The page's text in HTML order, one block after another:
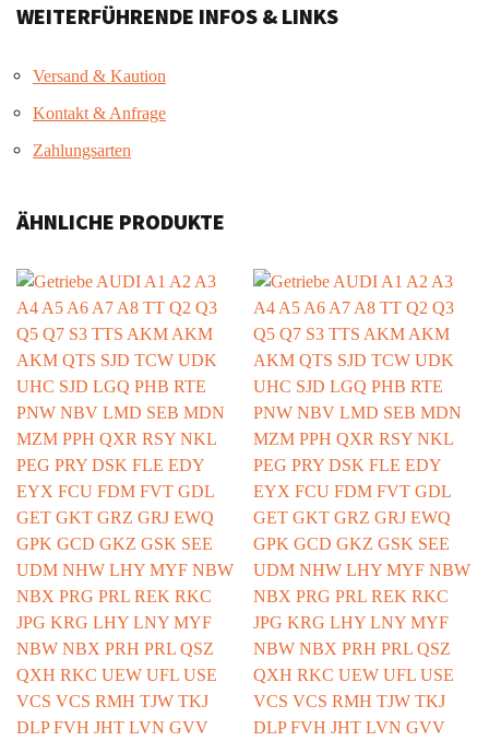
WEITERFÜHRENDE INFOS & LINKS
Versand & Kaution
Kontakt & Anfrage
Zahlungsarten
ÄHNLICHE PRODUKTE